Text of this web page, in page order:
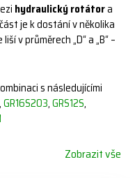
hydraulický rotátora
je k dostání v několika
v průměrech „D“ a „B“ –
s následujícími
,GR16S203,GRS12S,
Zobrazit vše